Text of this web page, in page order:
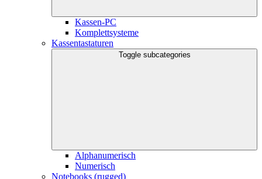
Kassen-PC
Komplettsysteme
Kassentastaturen
Toggle subcategories
Alphanumerisch
Numerisch
Notebooks (rugged)